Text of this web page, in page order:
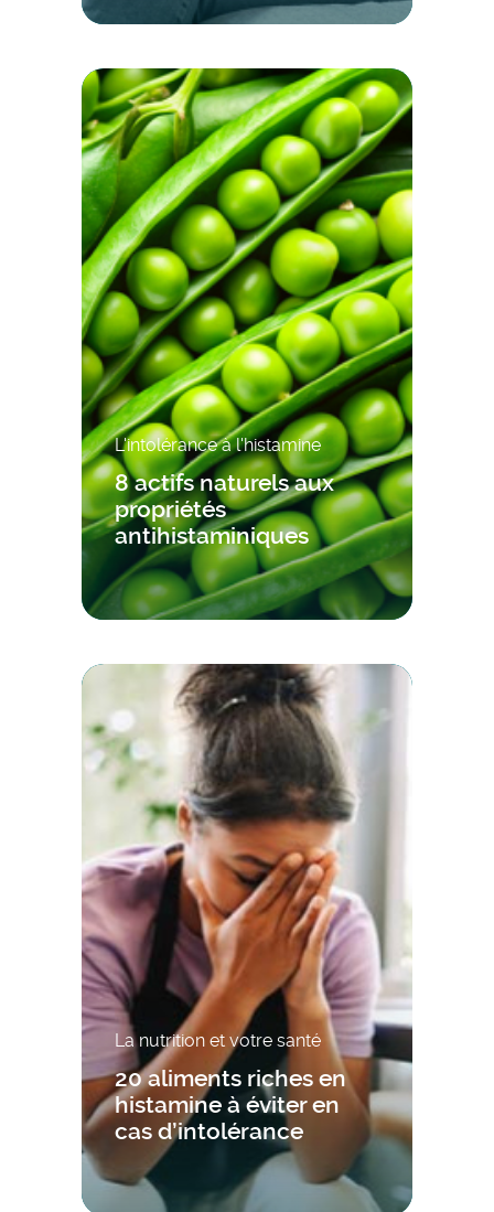
L'intolérance à l'histamine
8 actifs naturels aux
propriétés
antihistaminiques
La nutrition et votre santé
20 aliments riches en
histamine à éviter en
cas d’intolérance